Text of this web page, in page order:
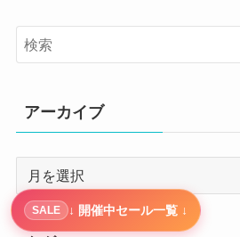
アーカイブ
ー
カ
イ
SALE ↓ 開催中セール一覧 ↓